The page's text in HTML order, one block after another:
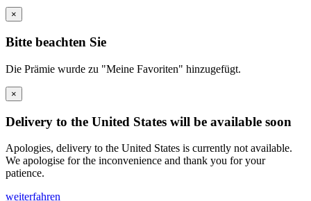
×
Bitte beachten Sie
Die Prämie wurde zu "Meine Favoriten" hinzugefügt.
×
Delivery to the United States will be available soon
Apologies, delivery to the United States is currently not available.
We apologise for the inconvenience and thank you for your
patience.
weiterfahren